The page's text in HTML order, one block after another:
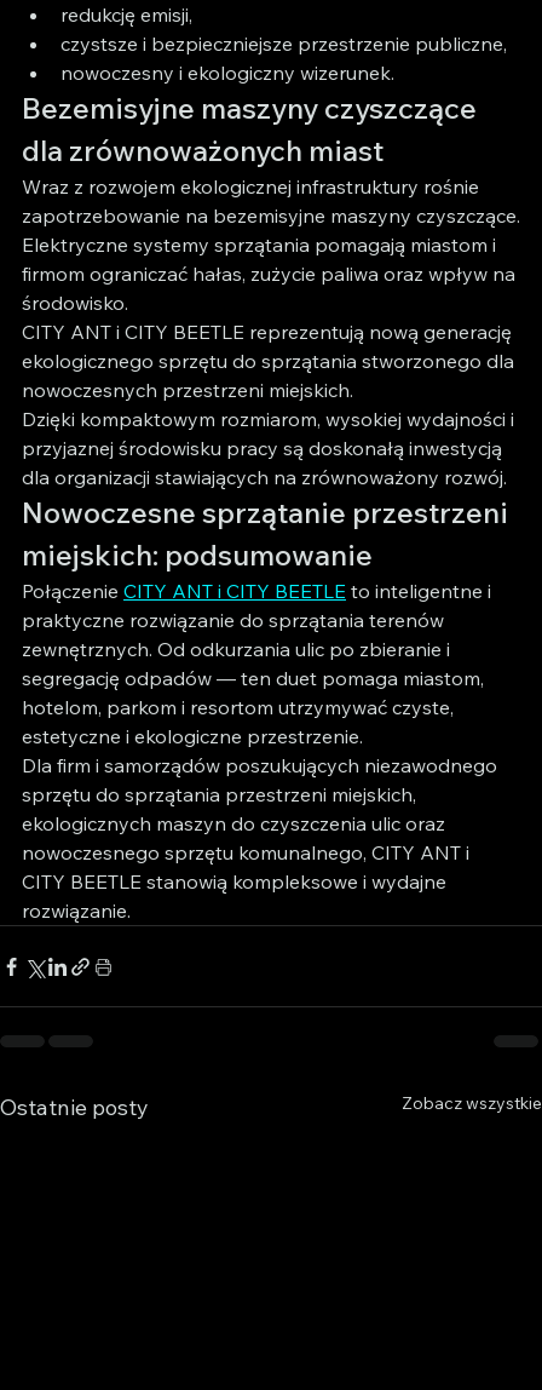
redukcję emisji,
czystsze i bezpieczniejsze przestrzenie publiczne,
nowoczesny i ekologiczny wizerunek.
Bezemisyjne maszyny czyszczące
dla zrównoważonych miast
Wraz z rozwojem ekologicznej infrastruktury rośnie
zapotrzebowanie na bezemisyjne maszyny czyszczące.
Elektryczne systemy sprzątania pomagają miastom i
firmom ograniczać hałas, zużycie paliwa oraz wpływ na
środowisko.
CITY ANT i CITY BEETLE reprezentują nową generację
ekologicznego sprzętu do sprzątania stworzonego dla
nowoczesnych przestrzeni miejskich.
Dzięki kompaktowym rozmiarom, wysokiej wydajności i
przyjaznej środowisku pracy są doskonałą inwestycją
dla organizacji stawiających na zrównoważony rozwój.
Nowoczesne sprzątanie przestrzeni
miejskich: podsumowanie
Połączenie CITY ANT i CITY BEETLE to inteligentne i
praktyczne rozwiązanie do sprzątania terenów
zewnętrznych. Od odkurzania ulic po zbieranie i
segregację odpadów — ten duet pomaga miastom,
hotelom, parkom i resortom utrzymywać czyste,
estetyczne i ekologiczne przestrzenie.
Dla firm i samorządów poszukujących niezawodnego
sprzętu do sprzątania przestrzeni miejskich,
ekologicznych maszyn do czyszczenia ulic oraz
nowoczesnego sprzętu komunalnego, CITY ANT i
CITY BEETLE stanowią kompleksowe i wydajne
rozwiązanie.
Ostatnie posty Zobacz wszystkie